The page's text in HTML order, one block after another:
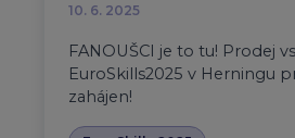
10. 6. 2025
FANOUŠCI je to tu! Prodej
EuroSkills2025 v Herningu
zahájen!